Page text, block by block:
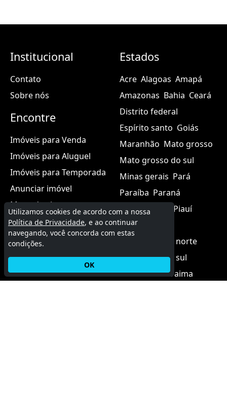
Institucional
Contato
Sobre nós
Encontre
Imóveis para Venda
Imóveis para Aluguel
Imóveis para Temporada
Anunciar imóvel
Mapa do site
Estados
Acre Alagoas Amapá
Amazonas Bahia Ceará
Distrito federal
Espírito santo Goiás
Maranhão Mato grosso
Mato grosso do sul
Minas gerais Pará
Paraíba Paraná
Pernambuco
Piauí
Rio de janeiro
Rio grande do norte
Rio grande do sul
Rondônia Roraima
Utilizamos cookies de acordo com a nossa
Política de Privacidade, e ao continuar
navegando, você concorda com estas
condições.
OK